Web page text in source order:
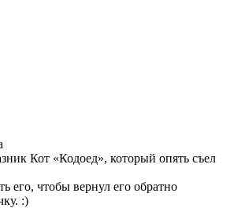
Кот «Кодоед», который опять съел
его, чтобы вернул его обратно
:)